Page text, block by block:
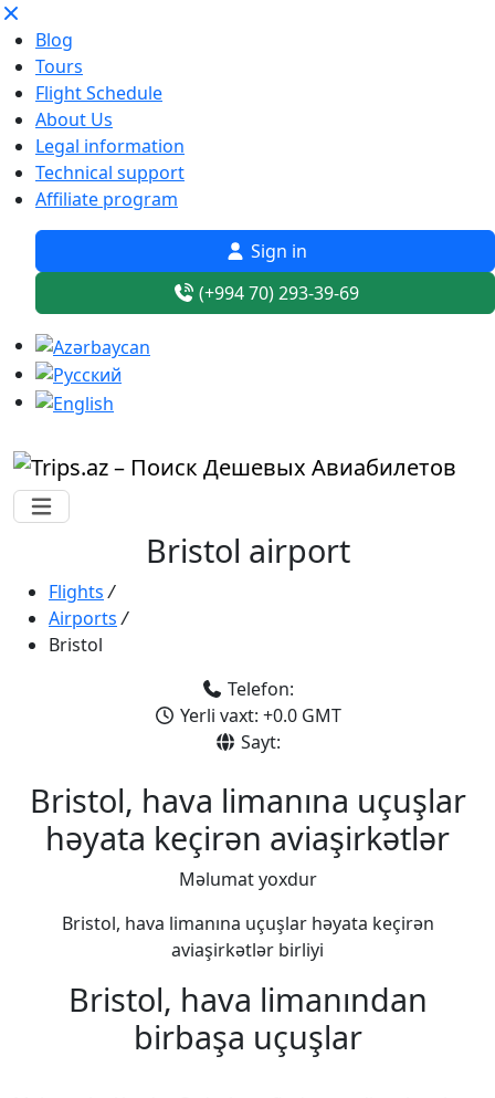
Blog
Tours
Flight Schedule
About Us
Legal information
Technical support
Affiliate program
Sign in
(+994 70) 293-39-69
Bristol airport
Flights /
Airports /
Bristol
Telefon:
Yerli vaxt: +0.0 GMT
Sayt:
Bristol, hava limanına uçuşlar
həyata keçirən aviaşirkətlər
Məlumat yoxdur
Bristol, hava limanına uçuşlar həyata keçirən
aviaşirkətlər birliyi
Bristol, hava limanından
birbaşa uçuşlar